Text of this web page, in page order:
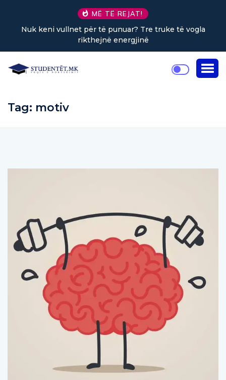
MË TË REJAT!
Nuk keni vullnet për të punuar? Tre truke të vogla
rikthejnë energjinë
Tag: motiv